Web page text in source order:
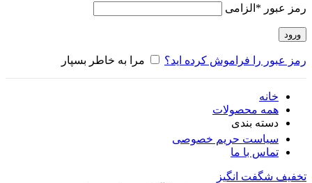
رمز عبور * الزامی
ورود
رمز عبور را فراموش کرده اید؟ مرا به خاطر بسپار
خانه
همه محصولات
دسته بندی
سیاست حریم خصوصی
تماس با ما
تخفیف شگفت انگیز